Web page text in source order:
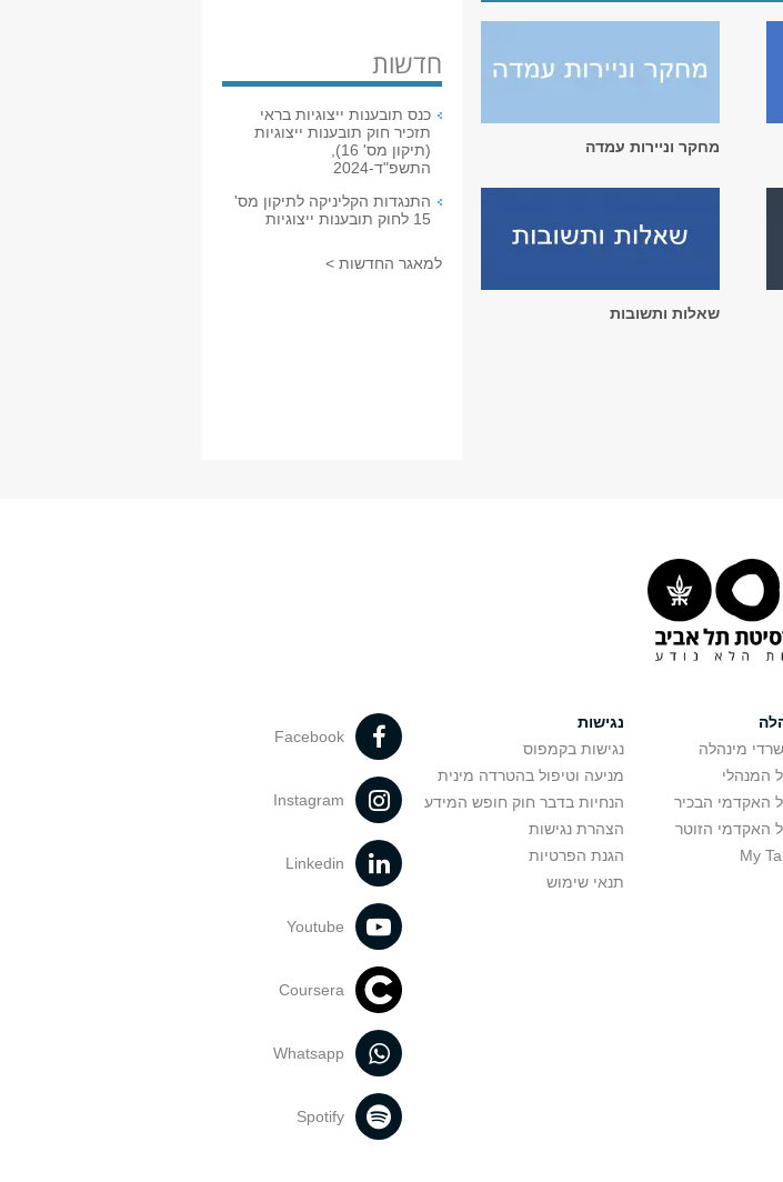
מחקר וניירות עמדה
שאלות ותשובות
חדשות
כנס תובענות ייצוגיות בראי
תזכיר חוק תובענות ייצוגיות
(תיקון מס' 16),
התשפ"ד-2024
התנגדות הקליניקה לתיקון מס'
15 לחוק תובענות ייצוגיות
למאגר החדשות >
מינהלה
המנהלי
האקדמי הבכיר
האקדמי הזוטר
נגישות
נגישות בקמפוס
מניעה וטיפול בהטרדה מינית
הנחיות בדבר חוק חופש המידע
הצהרת נגישות
הגנת הפרטיות
תנאי שימוש
Facebook
Instagram
Linkedin
Youtube
Coursera
Whatsapp
Spotify